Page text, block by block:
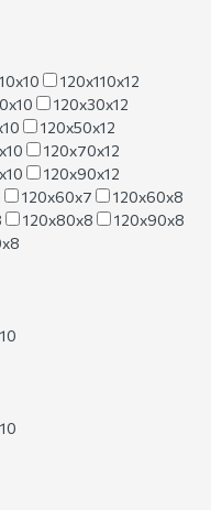
120х110х12
120х30х12
120х50х12
120х70х12
120х90х12
120х60х7
120х60х8
120х80х8
120х90х8